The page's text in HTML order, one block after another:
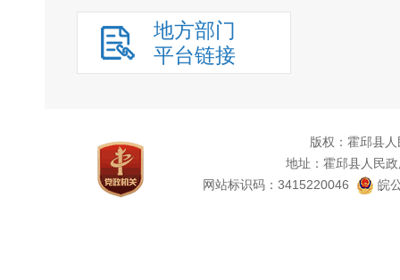
地方部门
平台链接
版权：霍邱县
地址：霍邱县人民
网站标识码：3415220046
皖